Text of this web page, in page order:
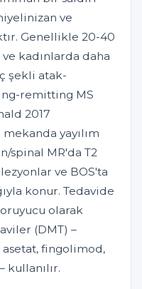
ve
Genellikle 20-40
kadınlarda daha
şekli atak-
remitting MS
2017
yayılım
spinal MR'da T2
ve BOS'ta
konur. Tedavide
olarak
(DMT) –
fingolimod,
kullanılır.